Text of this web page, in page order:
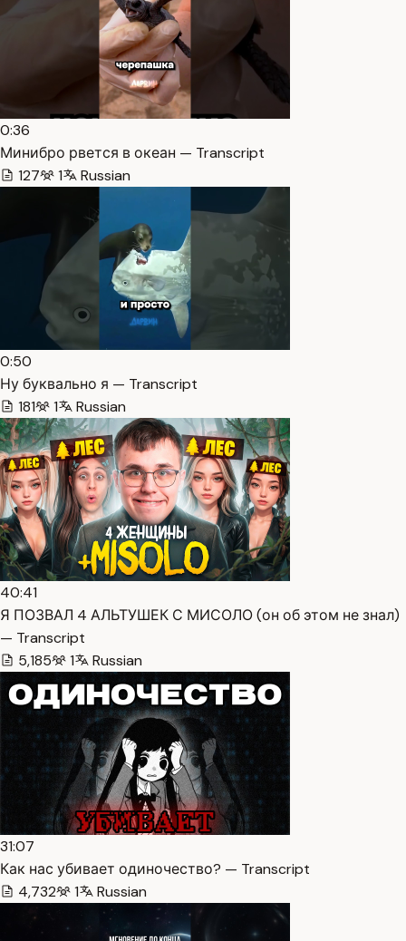
0:36
Минибро рвется в океан — Transcript
127
1 Russian
0:50
Ну буквально я — Transcript
181
1 Russian
40:41
Я ПОЗВАЛ 4 АЛЬТУШЕК С МИСОЛО (он об этом не знал)
— Transcript
5,185
1 Russian
31:07
Как нас убивает одиночество? — Transcript
4,732
1 Russian